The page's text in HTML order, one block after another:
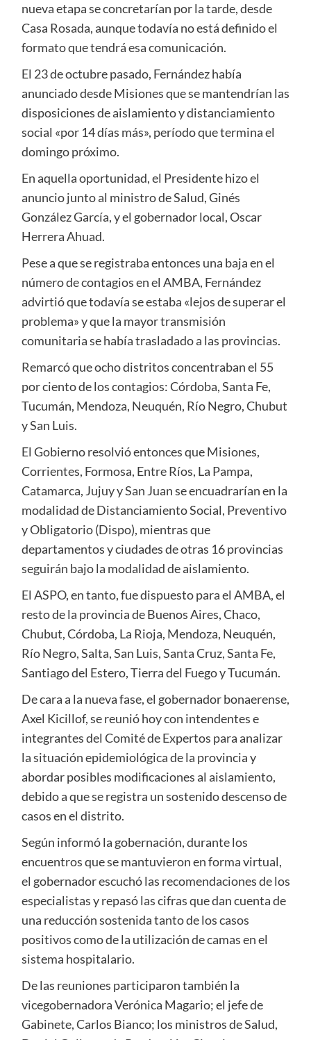
nueva etapa se concretarían por la tarde, desde
Casa Rosada, aunque todavía no está definido el
formato que tendrá esa comunicación.
El 23 de octubre pasado, Fernández había
anunciado desde Misiones que se mantendrían las
disposiciones de aislamiento y distanciamiento
social «por 14 días más», período que termina el
domingo próximo.
En aquella oportunidad, el Presidente hizo el
anuncio junto al ministro de Salud, Ginés
González García, y el gobernador local, Oscar
Herrera Ahuad.
Pese a que se registraba entonces una baja en el
número de contagios en el AMBA, Fernández
advirtió que todavía se estaba «lejos de superar el
problema» y que la mayor transmisión
comunitaria se había trasladado a las provincias.
Remarcó que ocho distritos concentraban el 55
por ciento de los contagios: Córdoba, Santa Fe,
Tucumán, Mendoza, Neuquén, Río Negro, Chubut
y San Luis.
El Gobierno resolvió entonces que Misiones,
Corrientes, Formosa, Entre Ríos, La Pampa,
Catamarca, Jujuy y San Juan se encuadrarían en la
modalidad de Distanciamiento Social, Preventivo
y Obligatorio (Dispo), mientras que
departamentos y ciudades de otras 16 provincias
seguirán bajo la modalidad de aislamiento.
El ASPO, en tanto, fue dispuesto para el AMBA, el
resto de la provincia de Buenos Aires, Chaco,
Chubut, Córdoba, La Rioja, Mendoza, Neuquén,
Río Negro, Salta, San Luis, Santa Cruz, Santa Fe,
Santiago del Estero, Tierra del Fuego y Tucumán.
De cara a la nueva fase, el gobernador bonaerense,
Axel Kicillof, se reunió hoy con intendentes e
integrantes del Comité de Expertos para analizar
la situación epidemiológica de la provincia y
abordar posibles modificaciones al aislamiento,
debido a que se registra un sostenido descenso de
casos en el distrito.
Según informó la gobernación, durante los
encuentros que se mantuvieron en forma virtual,
el gobernador escuchó las recomendaciones de los
especialistas y repasó las cifras que dan cuenta de
una reducción sostenida tanto de los casos
positivos como de la utilización de camas en el
sistema hospitalario.
De las reuniones participaron también la
vicegobernadora Verónica Magario; el jefe de
Gabinete, Carlos Bianco; los ministros de Salud,